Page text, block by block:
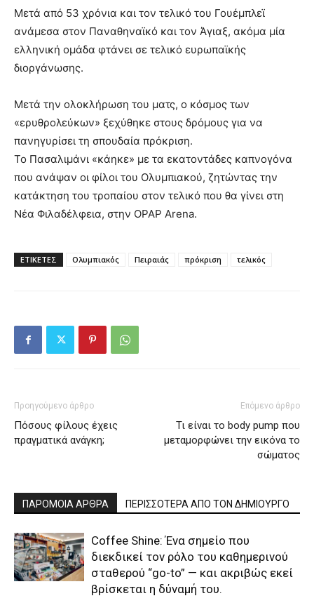
Μετά από 53 χρόνια και τον τελικό του Γουέμπλεϊ
ανάμεσα στον Παναθηναϊκό και τον Άγιαξ, ακόμα μία
ελληνική ομάδα φτάνει σε τελικό ευρωπαϊκής
διοργάνωσης.
Μετά την ολοκλήρωση του ματς, ο κόσμος των
«ερυθρολεύκων» ξεχύθηκε στους δρόμους για να
πανηγυρίσει τη σπουδαία πρόκριση.
Το Πασαλιμάνι «κάηκε» με τα εκατοντάδες καπνογόνα
που ανάψαν οι φίλοι του Ολυμπιακού, ζητώντας την
κατάκτηση του τροπαίου στον τελικό που θα γίνει στη
Νέα Φιλαδέλφεια, στην OPAP Arena.
ΕΤΙΚΕΤΕΣ Ολυμπιακός Πειραιάς πρόκριση τελικός
Προηγούμενο άρθρο
Πόσους φίλους έχεις
πραγματικά ανάγκη;
Επόμενο άρθρο
Τι είναι το body pump που
μεταμορφώνει την εικόνα το
σώματος
ΠΑΡΟΜΟΙΑ ΑΡΘΡΑ ΠΕΡΙΣΣΟΤΕΡΑ ΑΠΟ ΤΟΝ ΔΗΜΙΟΥΡΓΟ
Coffee Shine: Ένα σημείο που
διεκδικεί τον ρόλο του καθημερινού
σταθερού “go-to” — και ακριβώς εκεί
βρίσκεται η δύναμή του.